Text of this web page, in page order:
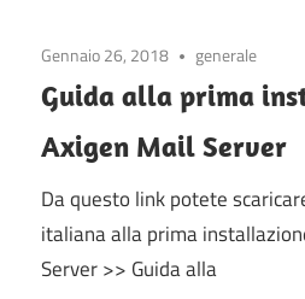
Gennaio 26, 2018 generale
Guida alla prima
Axigen Mail Server
Da questo link potete
italiana alla prima
Server >> Guida alla